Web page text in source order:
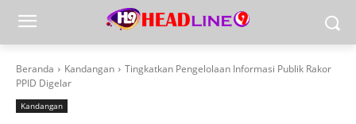
Beranda Kandangan
Tingkatkan Pengelolaan Informasi Publik Rakor
PPID Digelar
Kandangan